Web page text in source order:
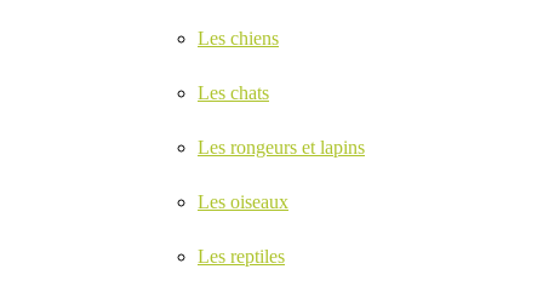
Les chiens
Les chats
Les rongeurs et lapins
Les oiseaux
Les reptiles